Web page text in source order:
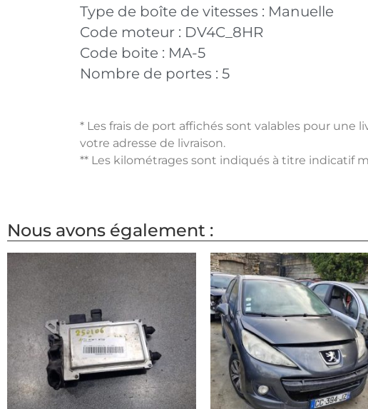
Type de boîte de vitesses : Manuelle
Code moteur : DV4C_8HR
Code boite : MA-5
Nombre de portes : 5
* Les frais de port affichés sont valables pour une
votre adresse de livraison.
** Les kilométrages sont indiqués à titre indicatif
Nous avons également :